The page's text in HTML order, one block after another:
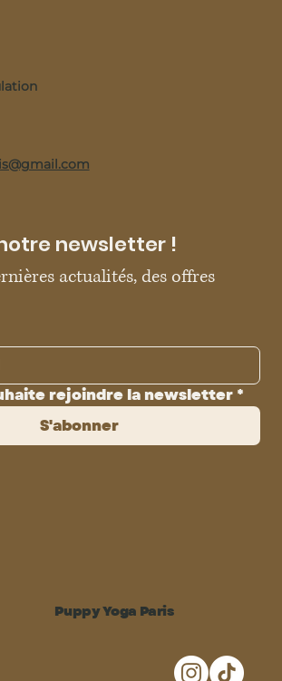
newsletter !
actualités, des offres
rejoindre la newsletter *
S'abonner
Puppy Yoga Paris